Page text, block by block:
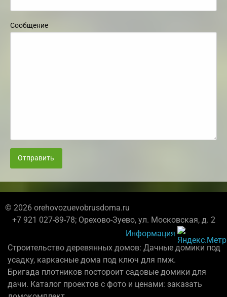
Сообщение
Отправить
© 2026 orehovozuevobrusdoma.ru
+7 921 027-89-78; Орехово-Зуево, ул. Московская, д. 2
Информация
Строительство деревянных домов: Дачные домики под
усадку, каркасные дома под ключ для пмж.
Бригада плотников постороит садовые домики для
дачи. Каталог проектов с фото и ценами: заказать